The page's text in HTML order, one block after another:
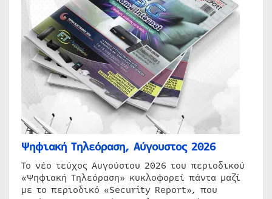
Ψηφιακή Τηλεόραση, Αύγουστος 2026
Το νέο τεύχος Αυγούστου 2026 του περιοδικού
«Ψηφιακή Τηλεόραση» κυκλοφορεί πάντα μαζί
με το περιοδικό «Security Report», που